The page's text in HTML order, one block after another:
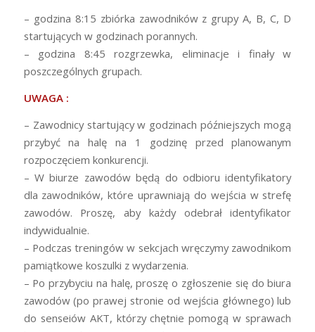
– godzina 8:15 zbiórka zawodników z grupy A, B, C, D
startujących w godzinach porannych.
– godzina 8:45 rozgrzewka, eliminacje i finały w
poszczególnych grupach.
UWAGA :
– Zawodnicy startujący w godzinach późniejszych mogą
przybyć na halę na 1 godzinę przed planowanym
rozpoczęciem konkurencji.
– W biurze zawodów będą do odbioru identyfikatory
dla zawodników, które uprawniają do wejścia w strefę
zawodów. Proszę, aby każdy odebrał identyfikator
indywidualnie.
– Podczas treningów w sekcjach wręczymy zawodnikom
pamiątkowe koszulki z wydarzenia.
– Po przybyciu na halę, proszę o zgłoszenie się do biura
zawodów (po prawej stronie od wejścia głównego) lub
do senseiów AKT, którzy chętnie pomogą w sprawach